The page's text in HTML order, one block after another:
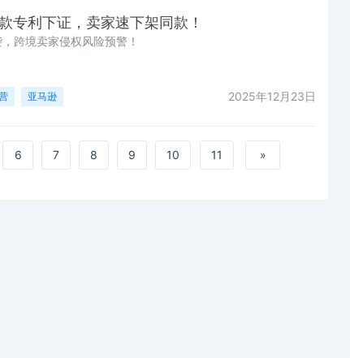
专利下证，卖家速下架同款！
跨境卖家侵权风险预警！
亚马逊 2025年12月23日
6 7 8 9 10 11 »